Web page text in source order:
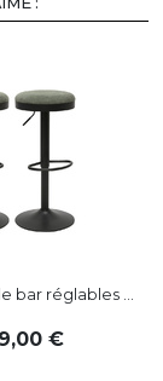
bar réglables ...
,00